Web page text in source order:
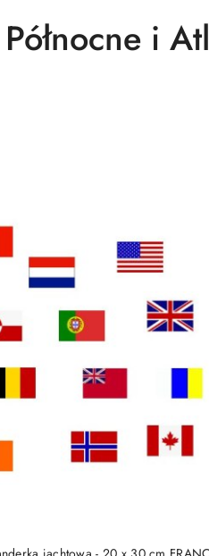
i
DO KOSZYKA